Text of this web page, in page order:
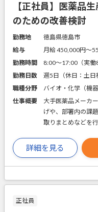
【正社員】医薬品
のための改善検討
勤務地
徳島県徳島市
給与
月給 450,000円〜
勤務時間
8:00～17:00（実働8
勤務日数
週5日（休日：土日
職種分野
バイオ・化学（機
仕事概要
大手医薬品メーカ
げや、部署内の課
取りまとめなどを行
詳細を見る
正社員